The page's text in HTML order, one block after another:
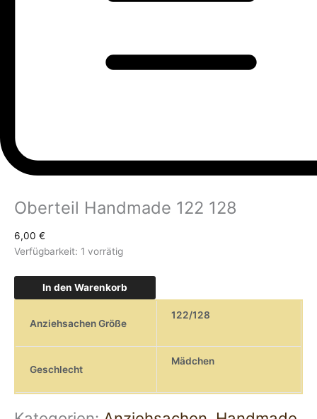
Oberteil Handmade 122 128
6,00 €
Verfügbarkeit: 1 vorrätig
In den Warenkorb
Anziehsachen Größe
122/128
Geschlecht
Mädchen